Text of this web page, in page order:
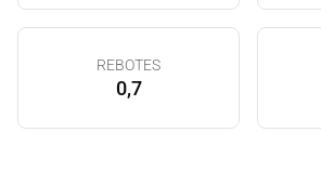
REBOTES
0,7